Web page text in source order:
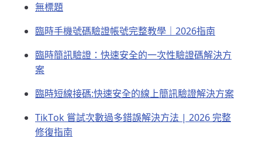
無標題
臨時手機號碼驗證帳號完整教學｜2026指南
臨時簡訊驗證：快速安全的一次性驗證碼解決方
案
臨時短線接碼:快速安全的線上簡訊驗證解決方案
TikTok 嘗試次數過多錯誤解決方法 | 2026 完整
修復指南